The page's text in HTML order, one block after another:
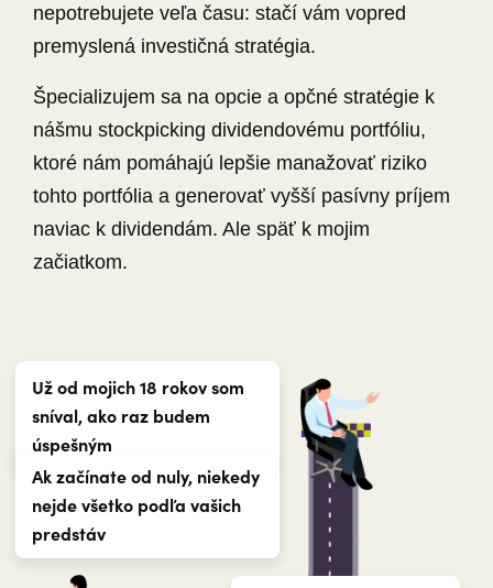
nepotrebujete veľa času: stačí vám vopred
premyslená investičná stratégia.
Špecializujem sa na opcie a opčné stratégie k
nášmu stockpicking dividendovému portfóliu,
ktoré nám pomáhajú lepšie manažovať riziko
tohto portfólia a generovať vyšší pasívny príjem
naviac k dividendám. Ale späť k mojim
začiatkom.
Už od mojich 18 rokov som
sníval, ako raz budem
úspešným
Ak začínate od nuly, niekedy
nejde všetko podľa vašich
predstáv